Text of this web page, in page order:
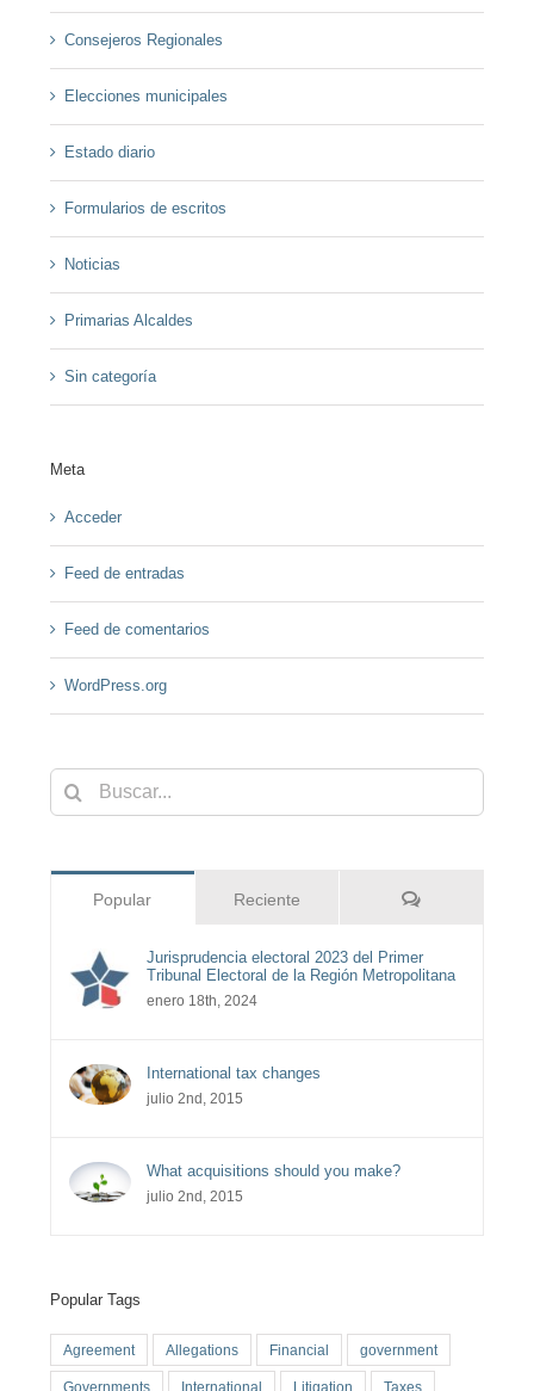
Consejeros Regionales
Elecciones municipales
Estado diario
Formularios de escritos
Noticias
Primarias Alcaldes
Sin categoría
Meta
Acceder
Feed de entradas
Feed de comentarios
WordPress.org
Buscar:
Popular Reciente Comentarios
Jurisprudencia electoral 2023 del Primer
Tribunal Electoral de la Región Metropolitana
enero 18th, 2024
International tax changes
julio 2nd, 2015
What acquisitions should you make?
julio 2nd, 2015
Popular Tags
Agreement Allegations Financial government
Governments International Litigation Taxes